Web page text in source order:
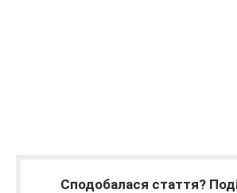
Сподобалася стаття?